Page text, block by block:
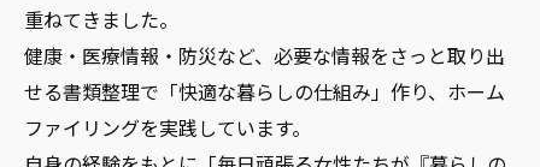
重ねてきました。
健康・医療情報・防災など、必要な情報をさっと取り出
せる書類整理で「快適な暮らしの仕組み」作り、ホーム
ファイリングを実践しています。